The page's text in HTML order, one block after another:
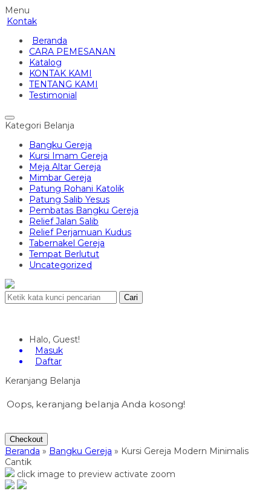
Menu
Kontak
Beranda
CARA PEMESANAN
Katalog
KONTAK KAMI
TENTANG KAMI
Testimonial
Kategori Belanja
Bangku Gereja
Kursi Imam Gereja
Meja Altar Gereja
Mimbar Gereja
Patung Rohani Katolik
Patung Salib Yesus
Pembatas Bangku Gereja
Relief Jalan Salib
Relief Perjamuan Kudus
Tabernakel Gereja
Tempat Berlutut
Uncategorized
Cari
Halo, Guest!
Masuk
Daftar
Keranjang Belanja
Oops, keranjang belanja Anda kosong!
Checkout
Beranda » Bangku Gereja » Kursi Gereja Modern Minimalis
Cantik
click image to preview activate zoom